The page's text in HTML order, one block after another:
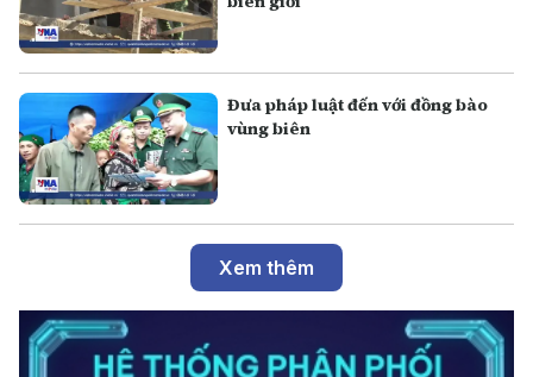
Đưa pháp luật đến với đồng bào
vùng biên
Xem thêm